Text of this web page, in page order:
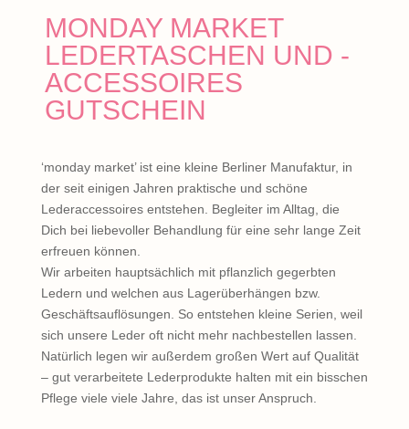
MONDAY MARKET
LEDERTASCHEN UND -
ACCESSOIRES
GUTSCHEIN
‘monday market’ ist eine kleine Berliner Manufaktur, in
der seit einigen Jahren praktische und schöne
Lederaccessoires entstehen. Begleiter im Alltag, die
Dich bei liebevoller Behandlung für eine sehr lange Zeit
erfreuen können.
Wir arbeiten hauptsächlich mit pflanzlich gegerbten
Ledern und welchen aus Lagerüberhängen bzw.
Geschäftsauflösungen. So entstehen kleine Serien, weil
sich unsere Leder oft nicht mehr nachbestellen lassen.
Natürlich legen wir außerdem großen Wert auf Qualität
– gut verarbeitete Lederprodukte halten mit ein bisschen
Pflege viele viele Jahre, das ist unser Anspruch.